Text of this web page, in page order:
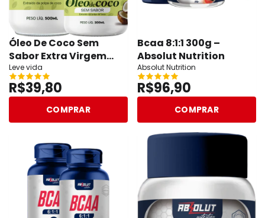
Óleo De Coco Sem
Sabor Extra Virgem
Natural - Leve Vida
Leve vida
R$39,80
COMPRAR
Bcaa 8:1:1 300g –
Absolut Nutrition
Absolut Nutrition
R$96,90
COMPRAR